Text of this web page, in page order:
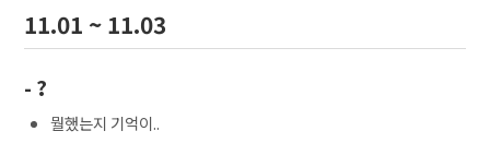
11.01 ~ 11.03
- ?
뭘했는지 기억이..